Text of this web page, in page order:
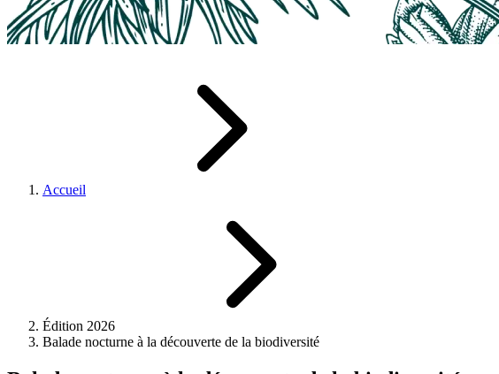
Accueil
Édition 2026
Balade nocturne à la découverte de la biodiversité